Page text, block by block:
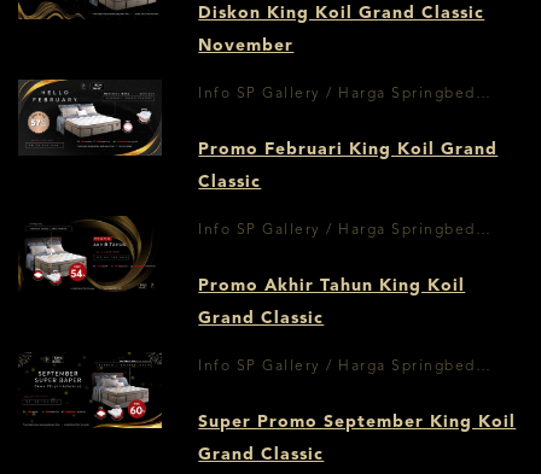
Diskon King Koil Grand Classic
November
Info SP Gallery / Harga Springbed
Promo Februari King Koil Grand
Classic
Info SP Gallery / Harga Springbed
Promo Akhir Tahun King Koil
Grand Classic
Info SP Gallery / Harga Springbed
Super Promo September King Koil
Grand Classic